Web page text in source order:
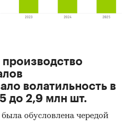
производство
волатильность в
до 2,9 млн шт.
обусловлена чередой